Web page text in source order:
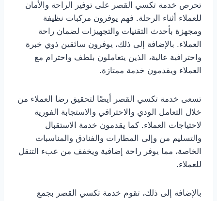
تحرص خدمة تكسي القصر على توفير الراحة والأمان
للعملاء أثناء الرحلة. فهم يوفرون مركبات نظيفة
ومجهزة بأحدث التقنيات والتجهيزات لضمان راحة
العملاء. بالإضافة إلى ذلك، يوفرون سائقين ذوي خبرة
واحترافية عالية، الذين يتعاملون بلطف واحترام مع
العملاء ويقدمون خدمة ممتازة.
تسعى خدمة تكسي القصر أيضًا لتحقيق رضا العملاء من
خلال التعامل الودي والاحترافي والاستجابة الفورية
لاحتياجات العملاء. كما يقدمون خدمة الاستقبال
والتسليم من وإلى المطارات والفنادق والمناسبات
الخاصة، مما يوفر راحة إضافية ويخفف من عبء التنقل
للعملاء.
بالإضافة إلى ذلك، تقوم خدمة تكسي القصر بجمع